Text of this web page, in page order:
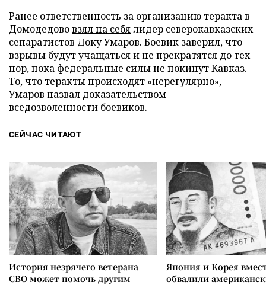
Ранее ответственность за организацию теракта в
Домодедововзял на себялидер северокавказских
сепаратистов Доку Умаров. Боевик заверил, что
взрывы будут учащаться и не прекратятся до тех
пор, пока федеральные силы не покинут Кавказ.
То, что теракты происходят «нерегулярно»,
Умаров назвал доказательством
вседозволенности боевиков.
СЕЙЧАС ЧИТАЮТ
История незрячего ветерана
СВО может помочь другим
Япония и Корея
обвалили